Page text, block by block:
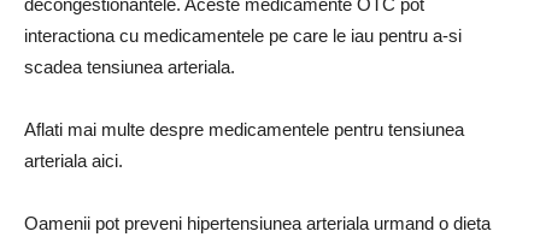
decongestionantele. Aceste medicamente OTC pot
interactiona cu medicamentele pe care le iau pentru a-si
scadea tensiunea arteriala.
Aflati mai multe despre medicamentele pentru tensiunea
arteriala aici.
Oamenii pot preveni hipertensiunea arteriala urmand o dieta